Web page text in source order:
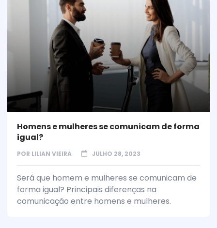
Homens e mulheres se comunicam de forma
igual?
POR LILIAN VIEIRA JULHO 28, 2023
Será que homem e mulheres se comunicam de
forma igual? Principais diferenças na
comunicação entre homens e mulheres.